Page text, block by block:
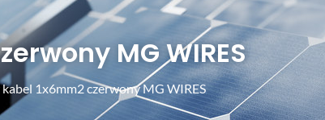
MG WIRES
1x6mm2 czerwony MG WIRES